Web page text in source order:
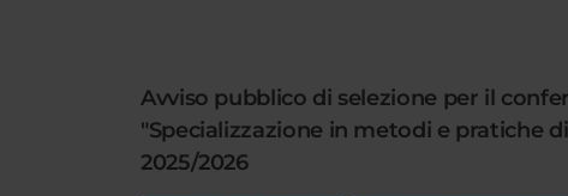
Avviso pubblico di selezione per il
"Specializzazione in metodi e pratiche
2025/2026